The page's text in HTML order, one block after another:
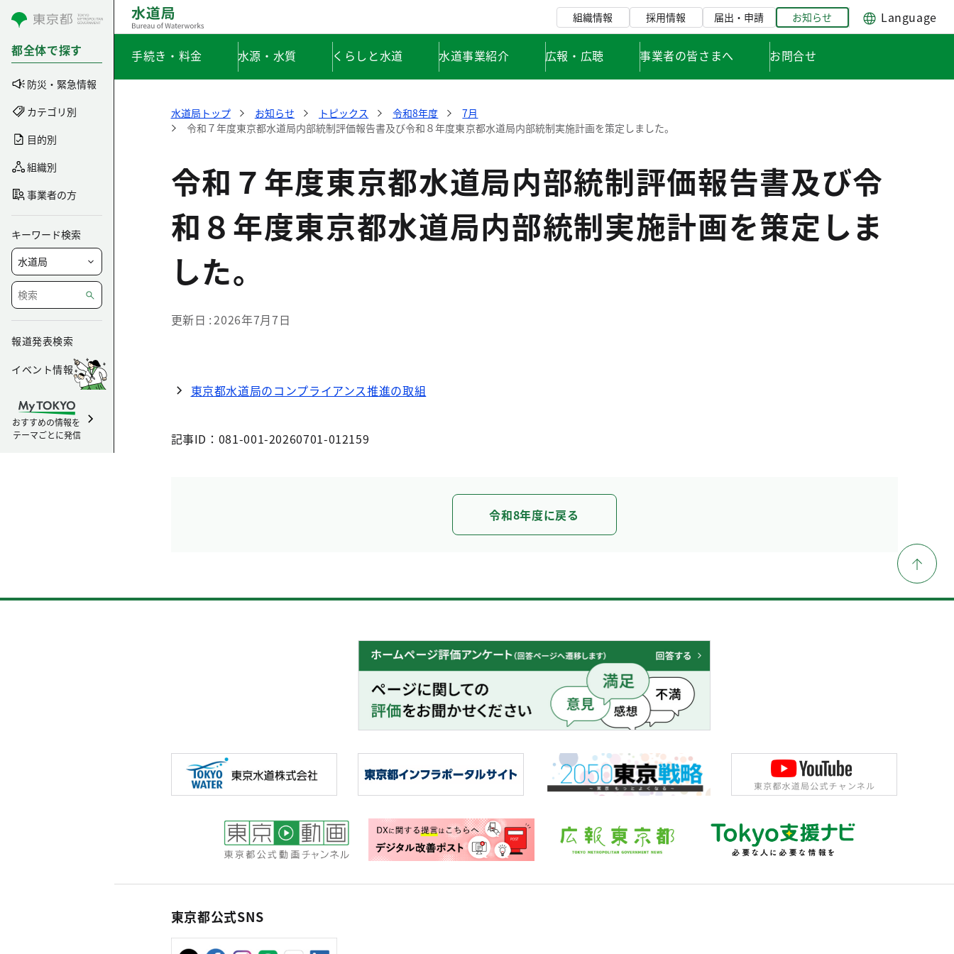
コンテンツにスキップ
都全体で探す
防災・緊急情報
カテゴリ別
目的別
組織別
事業者の方
キーワード検索
報道発表検索
イベント情報
おすすめの情報を
テーマごとに発信
組織情報 採用情報 届出・申請 お知らせ Language
手続き・料金 水源・水質 くらしと水道 水道事業紹介 広報・広聴 事業者の皆さまへ お問合せ
水道局トップ お知らせ トピックス 令和8年度
7月
令和７年度東京都水道局内部統制評価報告書及び令和８年度東京都水道局内部統制実施計画を策定しました。
令和７年度東京都水道局内部統制評価報告書及び令
和８年度東京都水道局内部統制実施計画を策定しま
した。
更新日 2026年7月7日
東京都水道局のコンプライアンス推進の取組
記事ID：081-001-20260701-012159
令和8年度に戻る
東京都公式SNS